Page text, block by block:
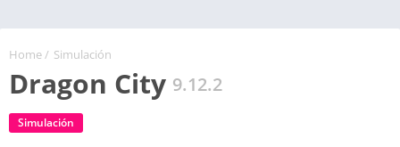
Home/ Simulación
Dragon City 9.12.2
Simulación